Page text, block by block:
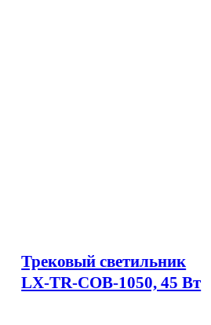
Трековый светильник
LX-TR-COB-1050, 45 Вт